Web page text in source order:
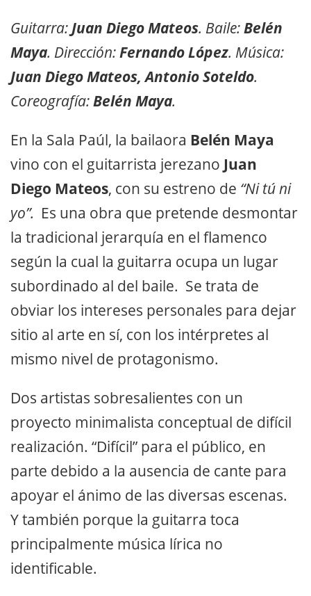
Guitarra:Juan Diego Mateos. Baile:Belén
Maya. Dirección:Fernando López. Música:
Juan Diego Mateos, Antonio Soteldo.
Coreografía:Belén Maya.
En la Sala Paúl, la bailaora Belén Maya
vino con el guitarrista jerezano Juan
Diego Mateos, con su estreno de “Ni tú ni
yo”. Es una obra que pretende desmontar
la tradicional jerarquía en el flamenco
según la cual la guitarra ocupa un lugar
subordinado al del baile. Se trata de
obviar los intereses personales para dejar
sitio al arte en sí, con los intérpretes al
mismo nivel de protagonismo.
Dos artistas sobresalientes con un
proyecto minimalista conceptual de difícil
realización. “Difícil” para el público, en
parte debido a la ausencia de cante para
apoyar el ánimo de las diversas escenas.
Y también porque la guitarra toca
principalmente música lírica no
identificable.